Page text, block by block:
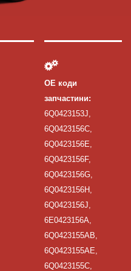
ОЕ коди
запчастини:
6Q0423153J,
6Q0423156C,
6Q0423156E,
6Q0423156F,
6Q0423156G,
6Q0423156H,
6Q0423156J,
6E0423156A,
6Q0423155AB,
6Q0423155AE,
6Q0423155C,